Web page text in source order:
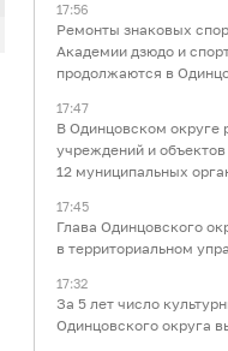
17:56
Ремонты знаковых
Академии дзюдо и
продолжаются в
17:47
В Одинцовском округе
учреждений и
12 муниципальных
17:45
Глава Одинцовского
в территориальном
17:32
За 5 лет число
Одинцовского округа